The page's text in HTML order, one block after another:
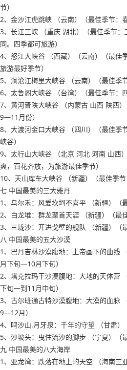
节）
2、金沙江虎跳峡 （云南）（最佳季节：
3、长江三峡 （重庆 湖北）（最佳季节
同。四季都可旅游）
4、怒江大峡谷 （西藏）（云南）（最佳
旅游最好季节）
5、澜沧江梅里大峡谷 （云南）（最佳季
6、太鲁阁大峡谷 （台湾）（最佳季节：
7、黄河晋陕大峡谷 （内蒙古 山西 陕西
9―11月份）
8、大渡河金口大峡谷 （四川）（最佳季
峡谷）
9、太行山大峡谷 （北京 河北 河南 山西
爽，百花齐放，为旅游最佳季节）
10、天山库车大峡谷 （新疆）（最佳季节
七 中国最美的三大雅丹
1、乌尔禾：风爱坎坷不喜平 （新疆）（
2、白龙堆：群龙聚首天涯 （新疆）（最
3、三垅沙：开进戈壁的舰队 （新疆）（
八 中国最美的五大沙漠
1、巴丹吉林沙漠腹地：上帝画下的曲线
月下旬―10月下旬）
2、塔克拉玛干沙漠腹地：大地的天体营
下旬―到11月中旬）
3、古尔班通古特沙漠腹地：大漠的血脉
9―12月）
4、鸣沙山.月牙泉：千年的守望 （甘肃）
5、沙坡头：曳住流沙的脚步 （宁夏）（
九 中国最美的八大海岸
1、亚龙湾：跌落在地上的天空 （海南三